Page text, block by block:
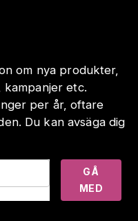
om nya produkter,
kampanjer etc.
per år, oftare
Du kan avsäga dig
GÅ
MED